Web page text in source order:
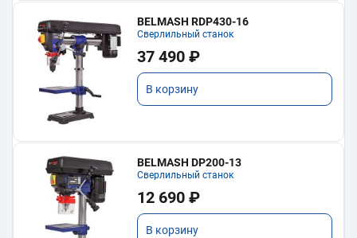
BELMASH RDP430-16
Сверлильный станок
37 490 ₽
В корзину
BELMASH DP200-13
Сверлильный станок
12 690 ₽
В корзину